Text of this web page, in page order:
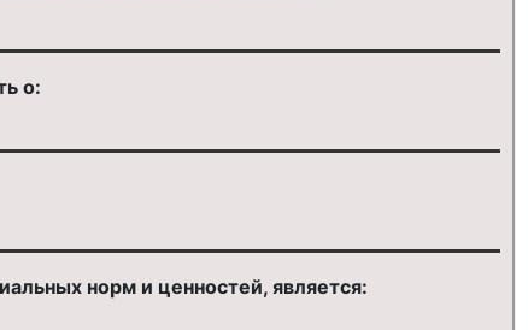
о:
норм и ценностей, является: